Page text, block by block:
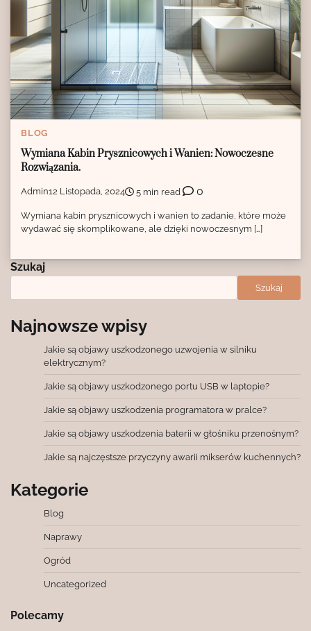
BLOG
Wymiana Kabin Prysznicowych i Wanien: Nowoczesne
Rozwiązania.
Admin12 Listopada, 2024 5 min read 0
Wymiana kabin prysznicowych i wanien to zadanie, które może
wydawać się skomplikowane, ale dzięki nowoczesnym […]
Szukaj
Szukaj
Najnowsze wpisy
Jakie są objawy uszkodzonego uzwojenia w silniku
elektrycznym?
Jakie są objawy uszkodzonego portu USB w laptopie?
Jakie są objawy uszkodzenia programatora w pralce?
Jakie są objawy uszkodzenia baterii w głośniku przenośnym?
Jakie są najczęstsze przyczyny awarii mikserów kuchennych?
Kategorie
Blog
Naprawy
Ogród
Uncategorized
Polecamy